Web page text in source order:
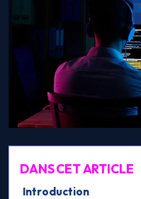
DANS CET ARTICLE
Introduction